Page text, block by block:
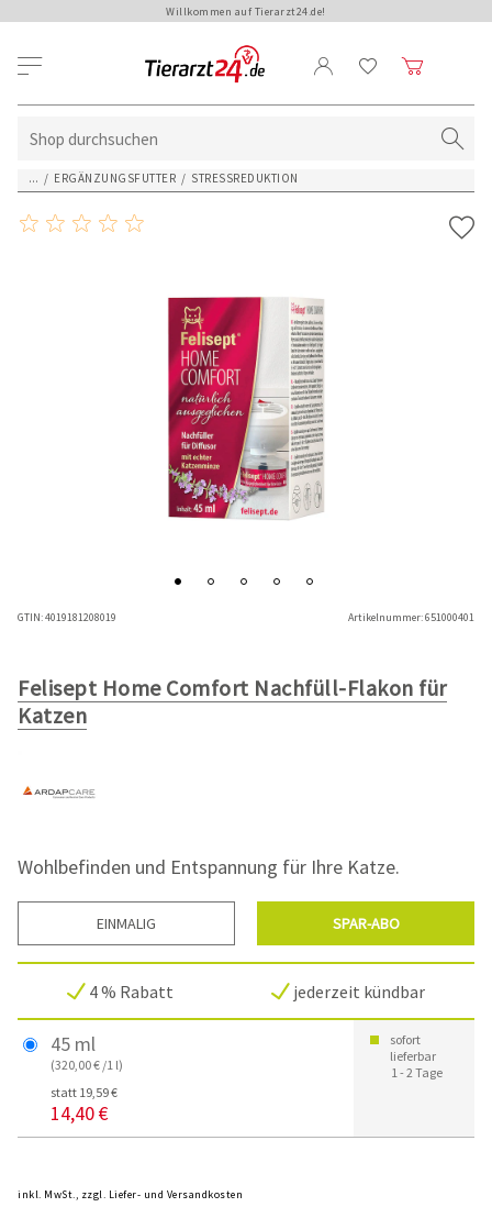
Willkommen auf Tierarzt24.de!
... / ERGÄNZUNGSFUTTER / STRESSREDUKTION
GTIN:4019181208019 Artikelnummer:651000401
Felisept Home Comfort Nachfüll-Flakon für
Katzen
Wohlbefinden und Entspannung für Ihre Katze.
EINMALIG SPAR-ABO
4 % Rabatt jederzeit kündbar
45 ml
(320,00 € /1 l)
statt 19,59 €
14,40 €
sofort
lieferbar
1 - 2 Tage
inkl. MwSt., zzgl. Liefer- und Versandkosten